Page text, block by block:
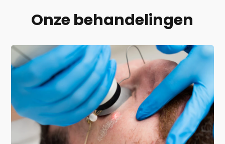
Onze behandelingen